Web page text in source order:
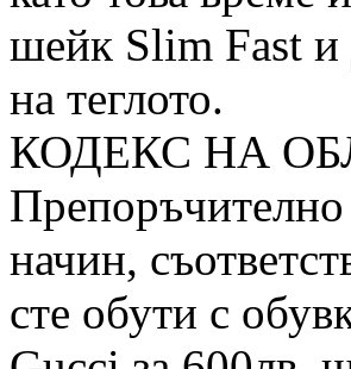
шейк Slim Fast и
на теглото.
КОДЕКС НА
Препоръчително
начин,
сте обути с